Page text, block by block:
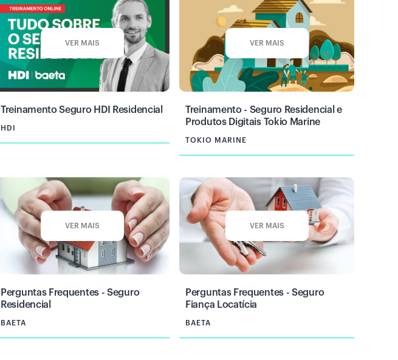
VER MAIS
Treinamento Seguro HDI Residencial
HDI
VER MAIS
Treinamento - Seguro Residencial e
Produtos Digitais Tokio Marine
TOKIO MARINE
VER MAIS
Perguntas Frequentes - Seguro
Residencial
BAETA
VER MAIS
Perguntas Frequentes - Seguro
Fiança Locatícia
BAETA